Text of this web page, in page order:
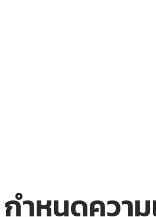
กำหนดความ